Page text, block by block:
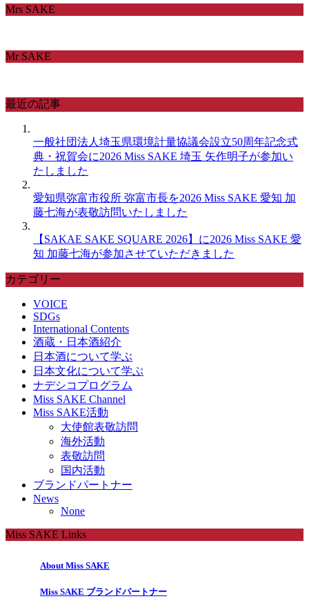
Mrs SAKE
Mr SAKE
最近の記事
一般社団法人埼玉県環境計量協議会設立50周年記念式
典・祝賀会に2026 Miss SAKE 埼玉 矢作明子が参加い
たしました
愛知県弥富市役所 弥富市長を2026 Miss SAKE 愛知 加
藤七海が表敬訪問いたしました
【SAKAE SAKE SQUARE 2026】に2026 Miss SAKE 愛
知 加藤七海が参加させていただきました
カテゴリー
VOICE
SDGs
International Contents
酒蔵・日本酒紹介
日本酒について学ぶ
日本文化について学ぶ
ナデシコプログラム
Miss SAKE Channel
Miss SAKE活動
大使館表敬訪問
海外活動
表敬訪問
国内活動
ブランドパートナー
News
None
Miss SAKE Links
About Miss SAKE
Miss SAKE ブランドパートナー